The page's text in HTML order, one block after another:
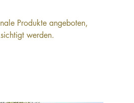
Produkte angeboten,
werden.